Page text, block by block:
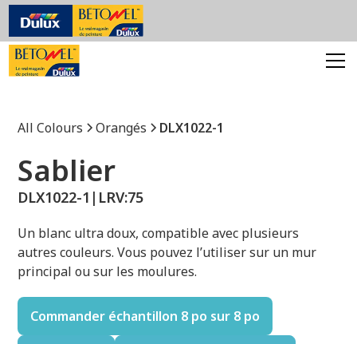
All Colours Orangés DLX1022-1
Sablier
DLX1022-1 | LRV:75
Un blanc ultra doux, compatible avec plusieurs
autres couleurs. Vous pouvez l’utiliser sur un mur
principal ou sur les moulures.
Commander échantillon 8 po sur 8 po